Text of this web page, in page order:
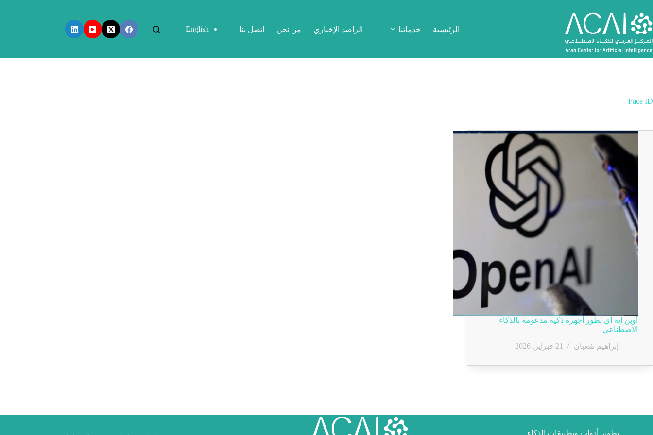
إلى
المحتوى
الرئيسية خدماتنا الراصد الإخباري من نحن اتصل بنا English
Face ID
أوبن إيه آي تطور أجهزة ذكية مدعومة بالذكاء
الاصطناعي
إبراهيم شعبان
21 فبراير, 2026
تطوير أدوات وتطبيقات الذكاء